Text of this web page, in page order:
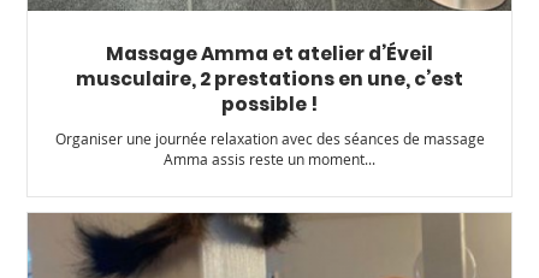
Massage Amma et atelier d’Éveil
musculaire, 2 prestations en une, c’est
possible !
Organiser une journée relaxation avec des séances de massage
Amma assis reste un moment...